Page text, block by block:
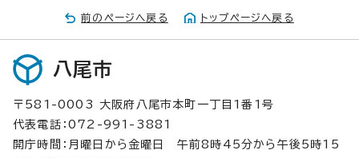
前のページへ戻る トップページへ戻る
八尾市
〒581-0003 大阪府八尾市本町一丁目1番1号
代表電話：072-991-3881
開庁時間：月曜日から金曜日 午前8時45分から午後5時15